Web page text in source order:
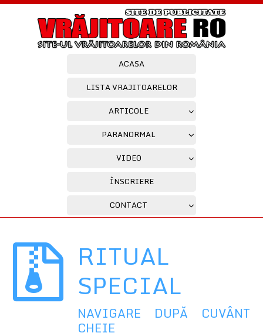
ACASA
LISTA VRAJITOARELOR
ARTICOLE
PARANORMAL
VIDEO
ÎNSCRIERE
CONTACT
RITUAL
SPECIAL
NAVIGARE DUPĂ CUVÂNT
CHEIE